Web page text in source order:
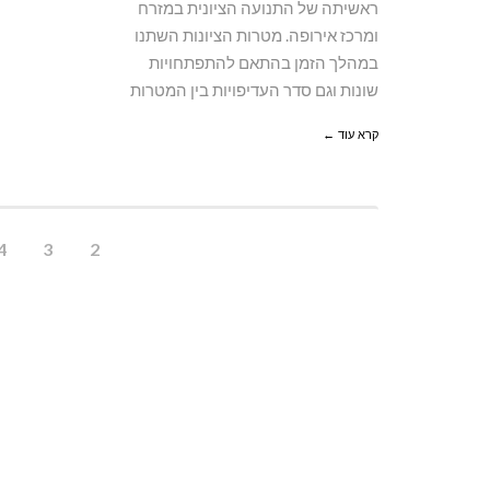
ראשיתה של התנועה הציונית במזרח
ומרכז אירופה. מטרות הציונות השתנו
במהלך הזמן בהתאם להתפתחויות
שונות וגם סדר העדיפויות בין המטרות
קרא עוד ←
2
3